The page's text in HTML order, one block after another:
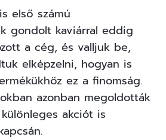
első számú
gondolt kaviárral eddig
a cég, és valljuk be,
elképzelni, hogyan is
ez a finomság.
azonban megoldották
akciót is